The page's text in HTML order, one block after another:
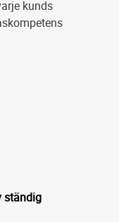
kunds
ständig